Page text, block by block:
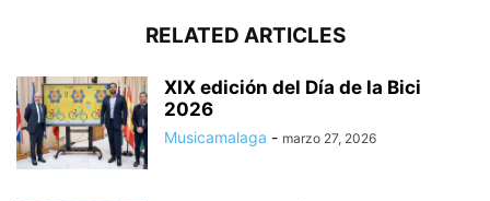
RELATED ARTICLES
XIX edición del Día de la Bici
2026
Musicamalaga - marzo 27, 2026